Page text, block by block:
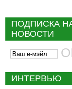
ПОДПИСКА
НОВОСТИ
ИНТЕРВЬЮ